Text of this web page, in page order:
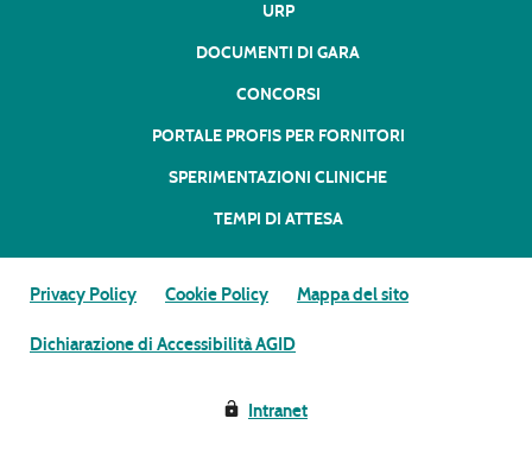
URP
DOCUMENTI DI GARA
CONCORSI
PORTALE PROFIS PER FORNITORI
SPERIMENTAZIONI CLINICHE
TEMPI DI ATTESA
Privacy Policy Cookie Policy Mappa del sito
Dichiarazione di Accessibilità AGID
Intranet